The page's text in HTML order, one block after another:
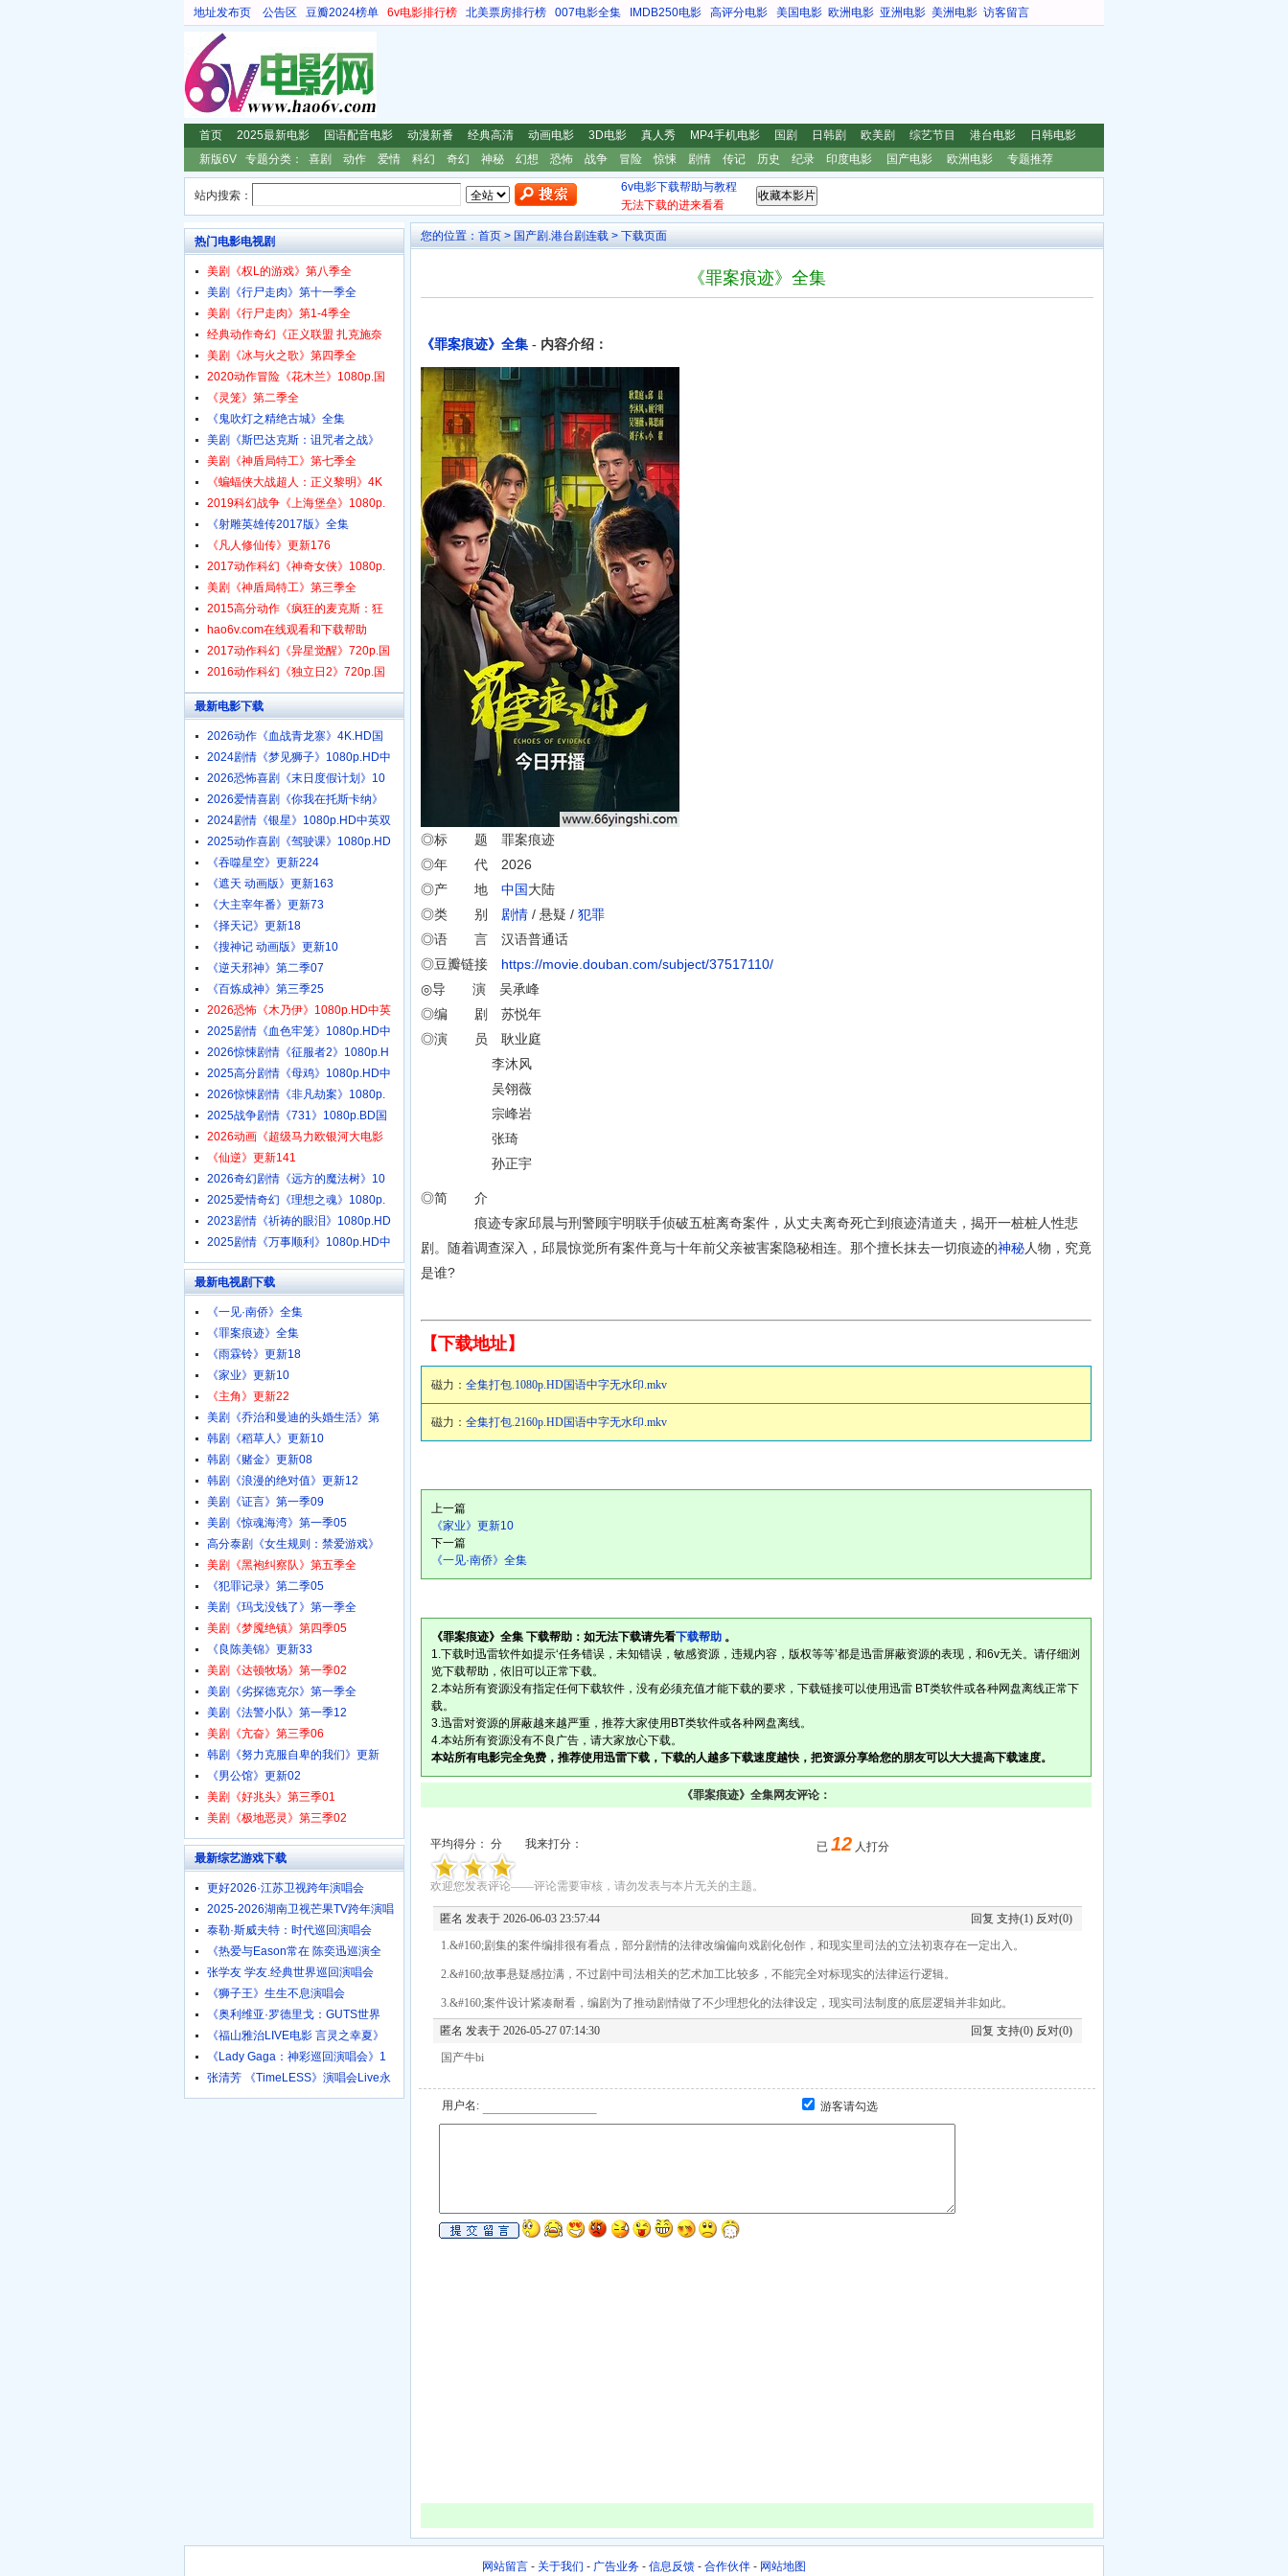
地址发布页 公告区 豆瓣2024榜单 6v电影排行榜 北美票房排行榜 007电影全集 IMDB250电影 高评分电影 美国电影 欧洲电影 亚洲电影 美洲电影 访客留言
首页 2025最新电影 国语配音电影 动漫新番 经典高清 动画电影 3D电影 真人秀 MP4手机电影 国剧 日韩剧 欧美剧 综艺节目 港台电影
日韩电影
新版6V
专题分类： 喜剧 动作 爱情 科幻 奇幻 神秘 幻想 恐怖 战争 冒险 惊悚 剧情 传记 历史 纪录 印度电影 国产电影 欧洲电影 专题推荐
站内搜索：
6v电影下载帮助与教程
无法下载的进来看看
您的位置： 首页 > 国产剧.港台剧连载 > 下载页面
《罪案痕迹》全集
《罪案痕迹》全集 - 内容介绍：
◎标 题 罪案痕迹
◎年 代 2026
◎产 地 中国大陆
◎类 别 剧情 / 悬疑 / 犯罪
◎语 言 汉语普通话
◎豆瓣链接 https://movie.douban.com/subject/37517110/
◎导 演 吴承峰
◎编 剧 苏悦年
◎演 员 耿业庭
李沐风
吴翎薇
宗峰岩
张琦
孙正宇
◎简 介
痕迹专家邱晨与刑警顾宇明联手侦破五桩离奇案件，从丈夫离奇死亡到痕迹清道夫，揭开一桩桩人性悲
剧。随着调查深入，邱晨惊觉所有案件竟与十年前父亲被害案隐秘相连。那个擅长抹去一切痕迹的神秘人物，究竟
是谁?
【下载地址】
磁力： 全集打包.1080p.HD国语中字无水印.mkv
磁力： 全集打包.2160p.HD国语中字无水印.mkv
上一篇
《家业》更新10
下一篇
《一见·南侨》全集
《罪案痕迹》全集 下载帮助：如无法下载请先看下载帮助 。
1.下载时迅雷软件如提示‘任务错误，未知错误，敏感资源，违规内容，版权等等’都是迅雷屏蔽资源的表现，和6v无关。请仔细浏
览下载帮助，依旧可以正常下载。
2.本站所有资源没有指定任何下载软件，没有必须充值才能下载的要求，下载链接可以使用迅雷 BT类软件或各种网盘离线正常下
载。
3.迅雷对资源的屏蔽越来越严重，推荐大家使用BT类软件或各种网盘离线。
4.本站所有资源没有不良广告，请大家放心下载。
本站所有电影完全免费，推荐使用迅雷下载，下载的人越多下载速度越快，把资源分享给您的朋友可以大大提高下载速度。
《罪案痕迹》全集网友评论：
热门电影电视剧
美剧《权L的游戏》第八季全
美剧《行尸走肉》第十一季全
美剧《行尸走肉》第1-4季全
经典动作奇幻《正义联盟 扎克施奈
美剧《冰与火之歌》第四季全
2020动作冒险《花木兰》1080p.国
《灵笼》第二季全
《鬼吹灯之精绝古城》全集
美剧《斯巴达克斯：诅咒者之战》
美剧《神盾局特工》第七季全
《蝙蝠侠大战超人：正义黎明》4K
2019科幻战争《上海堡垒》1080p.
《射雕英雄传2017版》全集
《凡人修仙传》更新176
2017动作科幻《神奇女侠》1080p.
美剧《神盾局特工》第三季全
2015高分动作《疯狂的麦克斯：狂
hao6v.com在线观看和下载帮助
2017动作科幻《异星觉醒》720p.国
2016动作科幻《独立日2》720p.国
最新电影下载
2026动作《血战青龙寨》4K.HD国
语
2024剧情《梦见狮子》1080p.HD中
2026恐怖喜剧《末日度假计划》10
2026爱情喜剧《你我在托斯卡纳》
2024剧情《银星》1080p.HD中英双
2025动作喜剧《驾驶课》1080p.HD
《吞噬星空》更新224
《遮天 动画版》更新163
《大主宰年番》更新73
《择天记》更新18
《搜神记 动画版》更新10
《逆天邪神》第二季07
《百炼成神》第三季25
2026恐怖《木乃伊》1080p.HD中英
2025剧情《血色牢笼》1080p.HD中
2026惊悚剧情《征服者2》1080p.H
2025高分剧情《母鸡》1080p.HD中
2026惊悚剧情《非凡劫案》1080p.
2025战争剧情《731》1080p.BD国
语
2026动画《超级马力欧银河大电影
《仙逆》更新141
2026奇幻剧情《远方的魔法树》10
2025爱情奇幻《理想之魂》1080p.
2023剧情《祈祷的眼泪》1080p.HD
2025剧情《万事顺利》1080p.HD中
最新电视剧下载
《一见·南侨》全集
《罪案痕迹》全集
《雨霖铃》更新18
《家业》更新10
《主角》更新22
美剧《乔治和曼迪的头婚生活》第
韩剧《稻草人》更新10
韩剧《赌金》更新08
韩剧《浪漫的绝对值》更新12
美剧《证言》第一季09
美剧《惊魂海湾》第一季05
高分泰剧《女生规则：禁爱游戏》
美剧《黑袍纠察队》第五季全
《犯罪记录》第二季05
美剧《玛戈没钱了》第一季全
美剧《梦魇绝镇》第四季05
《良陈美锦》更新33
美剧《达顿牧场》第一季02
美剧《劣探德克尔》第一季全
美剧《法警小队》第一季12
美剧《亢奋》第三季06
韩剧《努力克服自卑的我们》更新
《男公馆》更新02
美剧《好兆头》第三季01
美剧《极地恶灵》第三季02
最新综艺游戏下载
更好2026·江苏卫视跨年演唱会
2025-2026湖南卫视芒果TV跨年演唱
泰勒·斯威夫特：时代巡回演唱会
《热爱与Eason常在 陈奕迅巡演全
张学友 学友.经典世界巡回演唱会
《狮子王》生生不息演唱会
《奥利维亚·罗德里戈：GUTS世界
《福山雅治LIVE电影 言灵之幸夏》
《Lady Gaga：神彩巡回演唱会》1
张清芳 《TimeLESS》演唱会Live永
网站留言 - 关于我们 - 广告业务 - 信息反馈 - 合作伙伴 - 网站地图